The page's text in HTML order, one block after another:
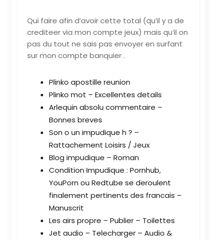
Qui faire afin d’avoir cette total (qu’il y a de
crediteer via mon compte jeux) mais qu’il on
pas du tout ne sais pas envoyer en surfant
sur mon compte banquier .
Plinko apostille reunion
Plinko mot – Excellentes details
Arlequin absolu commentaire –
Bonnes breves
Son o un impudique h ? –
Rattachement Loisirs / Jeux
Blog impudique – Roman
Condition Impudique : Pornhub,
YouPorn ou Redtube se deroulent
finalement pertinents des francais –
Manuscrit
Les airs propre – Publier – Toilettes
Jet audio – Telecharger – Audio &